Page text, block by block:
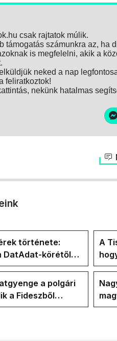
csak rajtatok múlik.
támogatás számunkra az, ha
is megfelelni, akik a
neked a nap
feliratkoztok!
nekünk hatalmas
története:
DatAdat-körétől
Péter
A
az
a polgári
a Fideszből
ban